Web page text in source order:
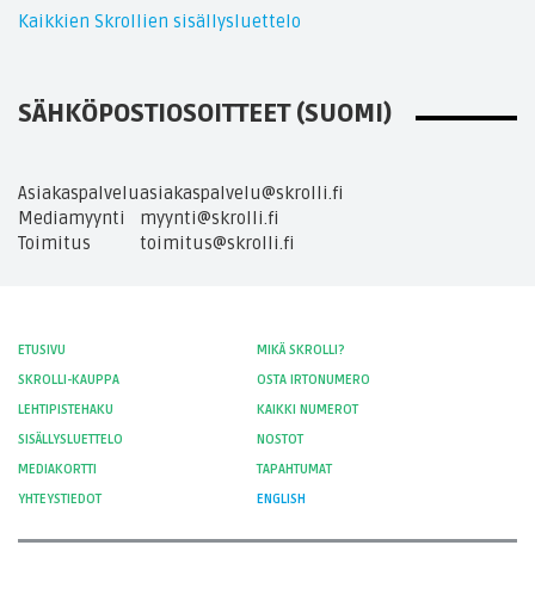
Kaikkien Skrollien sisällysluettelo
SÄHKÖPOSTIOSOITTEET (SUOMI)
Asiakaspalveluasiakaspalvelu@skrolli.fi
Mediamyynti
myynti@skrolli.fi
Toimitus
toimitus@skrolli.fi
ETUSIVU
MIKÄ SKROLLI?
SKROLLI-KAUPPA
OSTA IRTONUMERO
LEHTIPISTEHAKU
KAIKKI NUMEROT
SISÄLLYSLUETTELO
NOSTOT
MEDIAKORTTI
TAPAHTUMAT
YHTEYSTIEDOT
ENGLISH